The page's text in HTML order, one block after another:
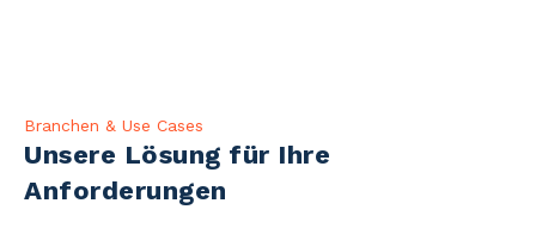
Branchen & Use Cases
Unsere Lösung für Ihre
Anforderungen